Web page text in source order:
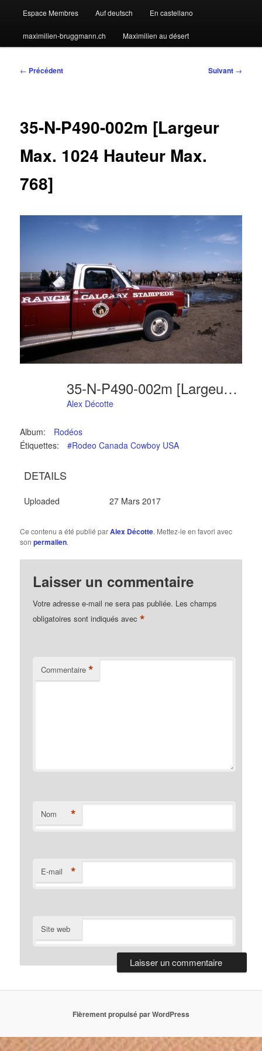
Espace Membres Auf deutsch En castellano
maximilien-bruggmann.ch Maximilien au désert
Navigation
← Précédent Suivant →
35-N-P490-002m [Largeur
Max. 1024 Hauteur Max.
768]
35-N-P490-002m [Largeur Max. 1024 Hauteur Max. 768]
Alex Décotte
Album:
Rodéos
Étiquettes:
#Rodeo Canada Cowboy USA
DETAILS
Uploaded 27 Mars 2017
Ce contenu a été publié parAlex Décotte. Mettez-le en favori avec
sonpermalien.
Laisser un commentaire
Votre adresse e-mail ne sera pas publiée. Les champs
obligatoires sont indiqués avec*
Commentaire *
Nom *
E-mail *
Site web
Fièrement propulsé par WordPress